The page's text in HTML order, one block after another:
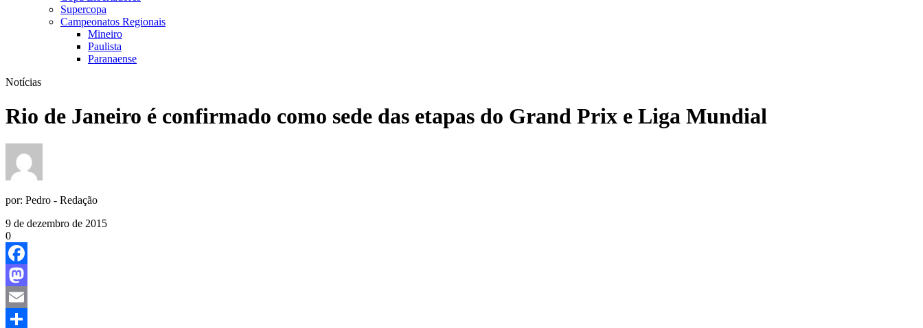
Supercopa
Campeonatos Regionais
Mineiro
Paulista
Paranaense
Notícias
Rio de Janeiro é confirmado como sede das etapas do Grand Prix e Liga Mundial
por: Pedro - Redação
9 de dezembro de 2015
0
Facebook
Mastodon
Email